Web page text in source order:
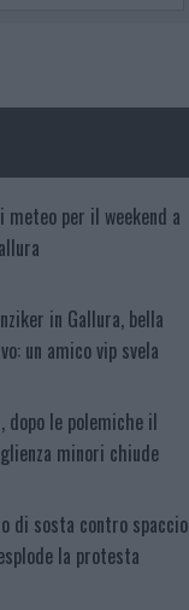
meteo per il weekend a
in Gallura, bella
un amico vip svela
dopo le polemiche il
minori chiude
di sosta contro spaccio
la protesta